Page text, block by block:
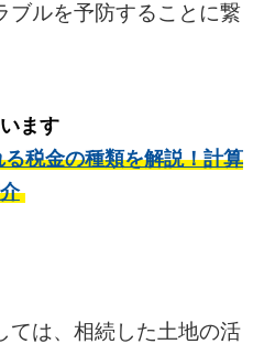
ブルを予防することに繋
ます
税金の種類を解説！計算
ては、相続した土地の活